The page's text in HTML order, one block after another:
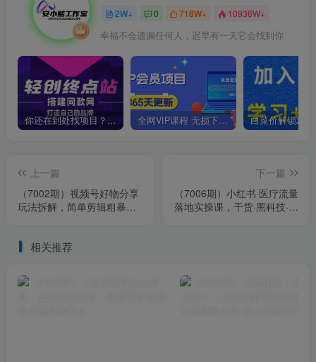
2W+ 0 718W+ 10936W+
幸福不会遗漏任何人，迟早有一天它会找到你
你还在到处找项目？还在当韭菜？我靠卖项目一个月收入5万+，曾经我也是个失败者。 全网VIP课程 无损下载~
上一篇
（7002期）视频号好物分享
玩法拆解，简单剪辑粗暴玩
下一篇
（7006期）小红书·医疗流量
落地实操课，干货·黑科技·落
相关推荐